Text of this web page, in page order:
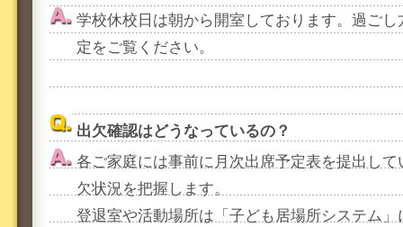
学校休校日は朝から開室しております。過ご
定をご覧ください。
出欠確認はどうなっているの？
各ご家庭には事前に月次出席予定表を提出し
欠状況を把握します。
登退室や活動場所は「子ども居場所システム